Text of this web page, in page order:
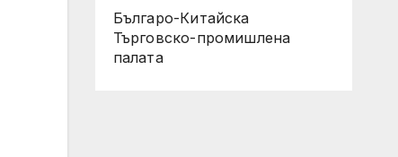
Българо-Китайска
Търговско-промишлена
палaта